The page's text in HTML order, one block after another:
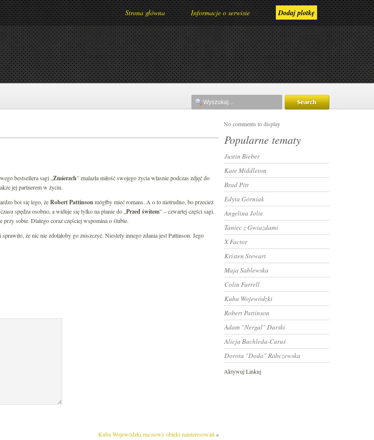
Strona główna Informacje o serwisie Dodaj plotkę
bestsellera sagi „ Zmierzch” znalazła miłość swojego życia własnie podczas zdjęć do
jej partnerem w życiu.
boi się tego, żeRobert Pattinsonmógłby mieć romans. A o to nietrudno, bo przecież
spędza osobno, a widuje się tylko na planie do „ Przed świtem” – czwartej części sagi.
przy sobie. Dlatego coraz częściej wspomina o ślubie.
że nic nie zdołałoby go zniszczyć. Niestety innego zdania jest Pattinson. Jego
Kuba Wojewódzki ma nowy obiekt zainteresowań »
No comments to display
Popularne tematy
Justin Bieber
Kate Middleton
Brad Pitt
Edyta Górniak
Angelina Jolie
Taniec z Gwiazdami
X Factor
Kristen Stewart
Maja Sablewska
Colin Farrell
Kuba Wojewódzki
Robert Pattinson
Adam "Nergal" Darski
Alicja Bachleda-Curuś
Dorota "Doda" Rabczewska
Aktywuj Linkuj